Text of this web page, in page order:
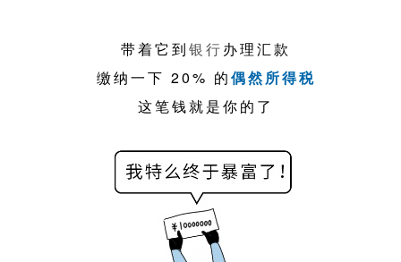
带着它到银行办理汇款
缴纳一下 20% 的偶然所得税
这笔钱就是你的了